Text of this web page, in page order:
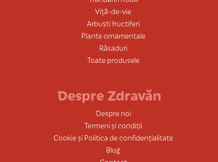
Viță-de-vie
Arbuști fructiferi
Plante ornamentale
Răsaduri
Toate produsele
Despre Zdravăn
Despre noi
Termeni și condiții
Cookie și Politica de confidențialitate
Blog